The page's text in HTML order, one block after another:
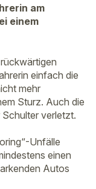
am
einem
einfach die
mehr
Sturz. Auch die
verletzt.
Unfälle
einen
Autos